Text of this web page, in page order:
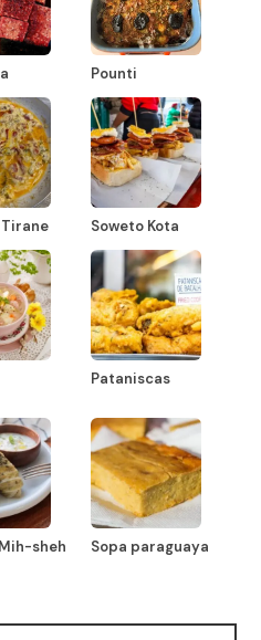
Pounti
Tirane Soweto Kota
Pataniscas
sheh Sopa paraguaya